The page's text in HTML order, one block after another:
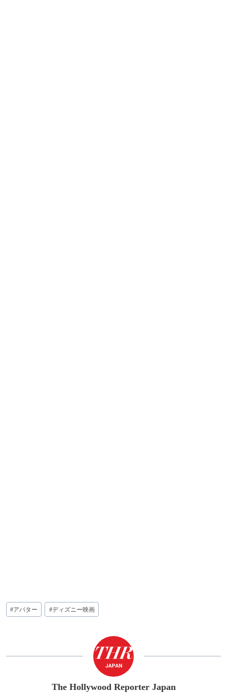
投
稿
#アバター #ディズニー映画
The Hollywood Reporter Japan